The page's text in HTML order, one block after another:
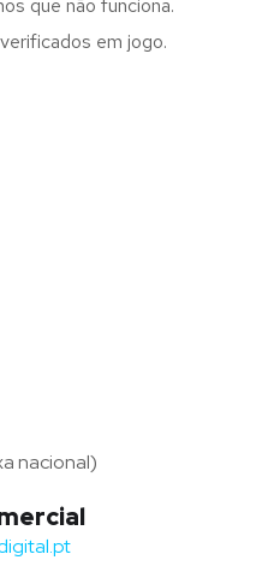
que não funciona.
em jogo.
nacional)